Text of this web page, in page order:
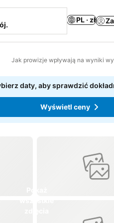
PL · zł
Jak prowizje wpływają na wyniki
daty, aby sprawdzić
Wyświetl ceny